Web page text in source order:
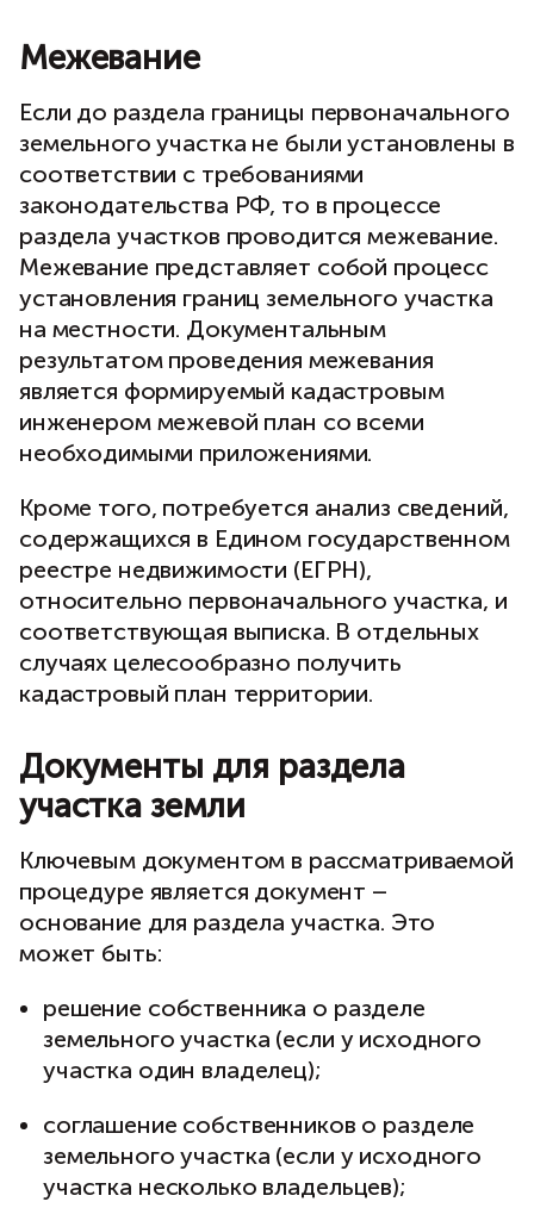
Межевание
Если до раздела границы первоначального
земельного участка не были установлены в
соответствии с требованиями
законодательства РФ, то в процессе
раздела участков проводится межевание.
Межевание представляет собой процесс
установления границ земельного участка
на местности. Документальным
результатом проведения межевания
является формируемый кадастровым
инженером межевой план со всеми
необходимыми приложениями.
Кроме того, потребуется анализ сведений,
содержащихся в Едином государственном
реестре недвижимости (ЕГРН),
относительно первоначального участка, и
соответствующая выписка. В отдельных
случаях целесообразно получить
кадастровый план территории.
Документы для раздела
участка земли
Ключевым документом в рассматриваемой
процедуре является документ –
основание для раздела участка. Это
может быть:
решение собственника о разделе
земельного участка (если у исходного
участка один владелец);
соглашение собственников о разделе
земельного участка (если у исходного
участка несколько владельцев);